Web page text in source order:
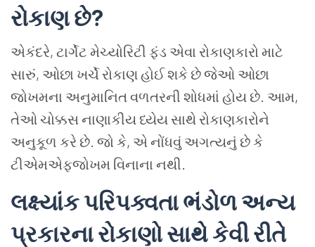
રોકાણ છે?
એકંદરે, ટાર્ગેટ મેચ્યોરિટી ફંડ એવા રોકાણકારો માટે
સારું, ઓછા ખર્ચે રોકાણ હોઈ શકે છે જેઓ ઓછા
જોખમના અનુમાનિત વળતરની શોધમાં હોય છે. આમ,
તેઓ ચોક્કસ નાણાકીય ધ્યેય સાથે રોકાણકારોને
અનુકૂળ કરે છે. જો કે, એ નોંધવું અગત્યનું છે કે
ટીએમએફજોખમ વિનાના નથી.
લક્ષ્યાંક પરિપક્વતા ભંડોળ અન્ય
પ્રકારના રોકાણો સાથે કેવી રીતે